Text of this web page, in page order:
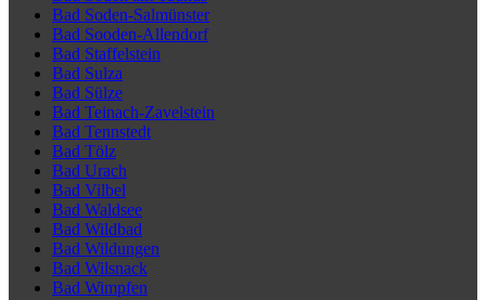
Bad Soden-Salmünster
Bad Sooden-Allendorf
Bad Staffelstein
Bad Sulza
Bad Sülze
Bad Teinach-Zavelstein
Bad Tennstedt
Bad Tölz
Bad Urach
Bad Vilbel
Bad Waldsee
Bad Wildbad
Bad Wildungen
Bad Wilsnack
Bad Wimpfen